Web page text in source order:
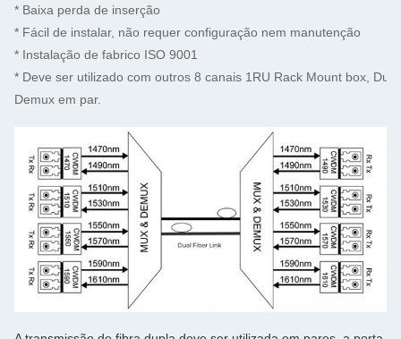
* Baixa perda de inserção
* Fácil de instalar, não requer configuração nem manutenção
* Instalação de fabrico ISO 9001
* Deve ser utilizado com outros 8 canais 1RU Rack Mount box,
Demux em par.